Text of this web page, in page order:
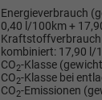
Energieverbrauch
0,40 l/100km +
Kraftstoffverbrauch
kombiniert: 17,90 l/
CO2-Klasse
CO2-Klasse bei
CO2-Emissionen